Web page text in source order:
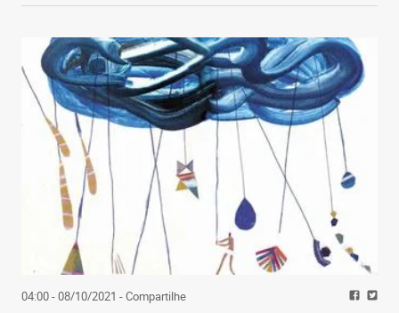
04:00 - 08/10/2021 - Compartilhe